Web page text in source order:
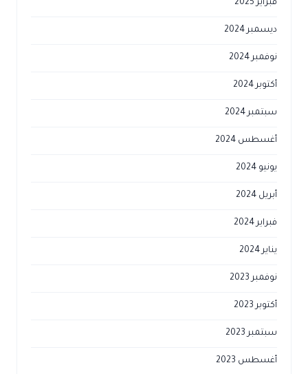
فبراير 2025
ديسمبر 2024
نوفمبر 2024
أكتوبر 2024
سبتمبر 2024
أغسطس 2024
يونيو 2024
أبريل 2024
فبراير 2024
يناير 2024
نوفمبر 2023
أكتوبر 2023
سبتمبر 2023
أغسطس 2023